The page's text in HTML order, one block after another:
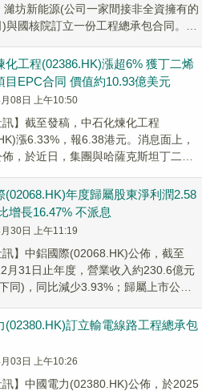
濰坊新能源(公司一家間接非全資擁有的
與國核院訂立一份工程總承包合同。根
化工程(02386.HK)漲超6% 獲丁二烯
目EPC合同 價值約10.93億美元
08日 上午10:50
訊】截至發稿，中石化煉化工程
漲6.33%，報6.38港元。消息面上，
，於近日，集團與哈薩克斯坦丁二烯
(02068.HK)年度歸屬股東淨利潤2.58
增長16.47% 不派息​
30日 上午11:19
訊】中鋁國際(02068.HK)公佈，截至
月31日止年度，營業收入約230.6億元
同)，同比減少3.93%；歸屬上市公司
(02380.HK)訂立輸電線路工程總承包
03日 上午10:26
訊】中國電力(02380.HK)公佈，於2025